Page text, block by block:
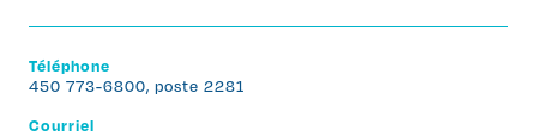
Téléphone
450 773-6800, poste 2281
Courriel